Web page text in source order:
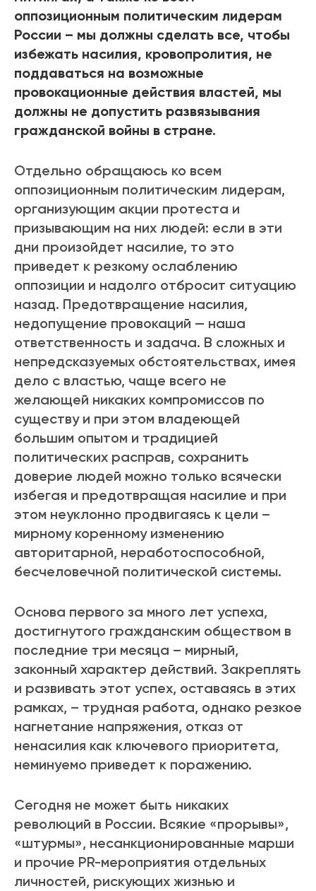
оппозиционным политическим лидерам
России – мы должны сделать все, чтобы
избежать насилия, кровопролития, не
поддаваться на возможные
провокационные действия властей, мы
должны не допустить развязывания
гражданской войны в стране.
Отдельно обращаюсь ко всем
оппозиционным политическим лидерам,
организующим акции протеста и
призывающим на них людей: если в эти
дни произойдет насилие, то это
приведет к резкому ослаблению
оппозиции и надолго отбросит ситуацию
назад. Предотвращение насилия,
недопущение провокаций — наша
ответственность и задача. В сложных и
непредсказуемых обстоятельствах, имея
дело с властью, чаще всего не
желающей никаких компромиссов по
существу и при этом владеющей
большим опытом и традицией
политических расправ, сохранить
доверие людей можно только всячески
избегая и предотвращая насилие и при
этом неуклонно продвигаясь к цели –
мирному коренному изменению
авторитарной, неработоспособной,
бесчеловечной политической системы.
Основа первого за много лет успеха,
достигнутого гражданским обществом в
последние три месяца – мирный,
законный характер действий. Закреплять
и развивать этот успех, оставаясь в этих
рамках, – трудная работа, однако резкое
нагнетание напряжения, отказ от
ненасилия как ключевого приоритета,
неминуемо приведет к поражению.
Сегодня не может быть никаких
революций в России. Всякие «прорывы»,
«штурмы», несанкционированные марши
и прочие PR-мероприятия отдельных
личностей, рискующих жизнью и